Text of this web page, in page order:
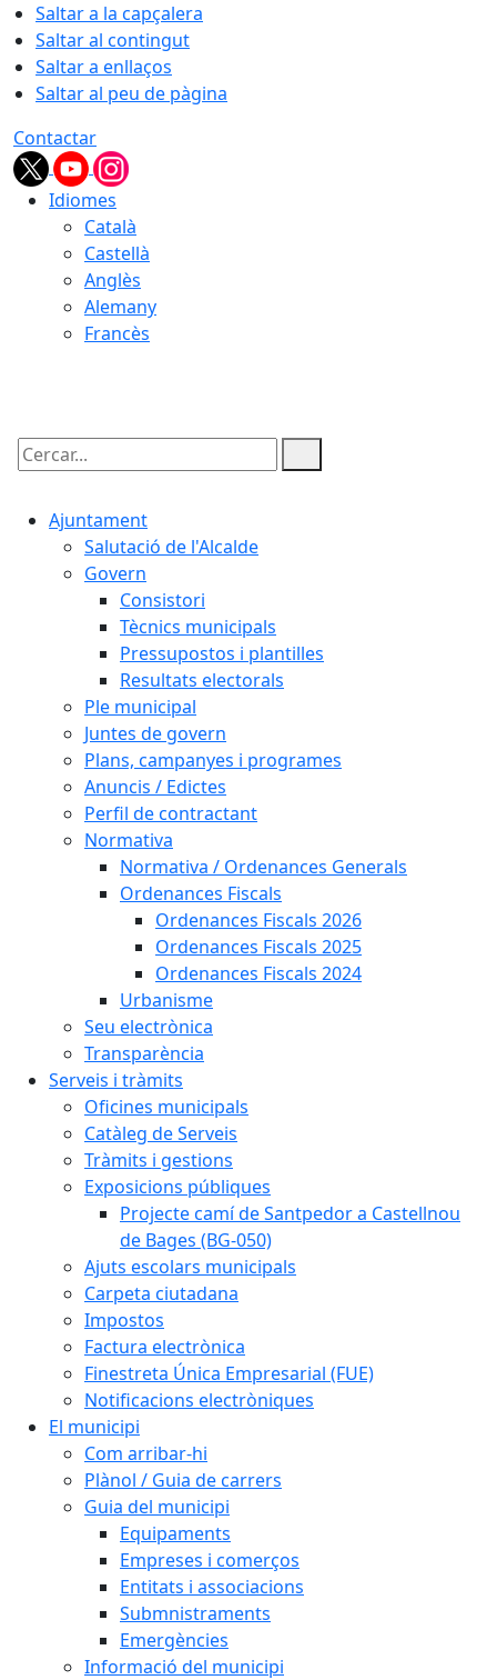
Saltar a la capçalera
Saltar al contingut
Saltar a enllaços
Saltar al peu de pàgina
Contactar
Idiomes
Català
Castellà
Anglès
Alemany
Francès
Cercar:
Ajuntament
Salutació de l'Alcalde
Govern
Consistori
Tècnics municipals
Pressupostos i plantilles
Resultats electorals
Ple municipal
Juntes de govern
Plans, campanyes i programes
Anuncis / Edictes
Perfil de contractant
Normativa
Normativa / Ordenances Generals
Ordenances Fiscals
Ordenances Fiscals 2026
Ordenances Fiscals 2025
Ordenances Fiscals 2024
Urbanisme
Seu electrònica
Transparència
Serveis i tràmits
Oficines municipals
Catàleg de Serveis
Tràmits i gestions
Exposicions públiques
Projecte camí de Santpedor a Castellnou
de Bages (BG-050)
Ajuts escolars municipals
Carpeta ciutadana
Impostos
Factura electrònica
Finestreta Única Empresarial (FUE)
Notificacions electròniques
El municipi
Com arribar-hi
Plànol / Guia de carrers
Guia del municipi
Equipaments
Empreses i comerços
Entitats i associacions
Submnistraments
Emergències
Informació del municipi